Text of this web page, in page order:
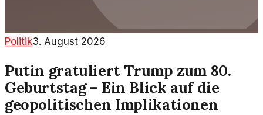
Politik3. August 2026
Putin gratuliert Trump zum 80.
Geburtstag – Ein Blick auf die
geopolitischen Implikationen